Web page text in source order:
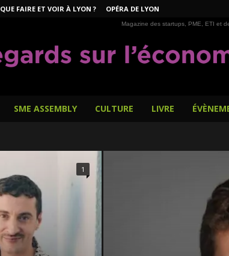
QUE FAIRE ET VOIR À LYON ? OPÉRA DE LYON
Magazine des startups, PME, ETI et
SME ASSEMBLY CULTURE LIVRE
1